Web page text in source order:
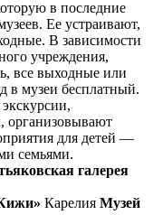
в последние
Ее устраивают,
В зависимости
учреждения,
все выходные или
в музеи бесплатный.
организовывают
для детей —
семьями.
галерея
Карелия Музей